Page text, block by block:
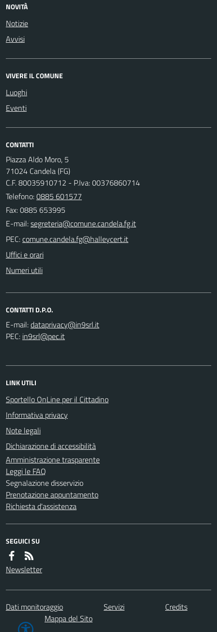
NOVITÀ
Notizie
Avvisi
VIVERE IL COMUNE
Luoghi
Eventi
CONTATTI
Piazza Aldo Moro, 5
71024 Candela (FG)
C.F. 80035910712 - P.Iva: 00376860714
Telefono:0885 601577
Fax: 0885 653995
E-mail:
PEC:
Uffici e orari
Numeri utili
CONTATTI D.P.O.
E-mail:
PEC:
LINK UTILI
Sportello OnLine per il Cittadino
Informativa privacy
Note legali
Dichiarazione di accessibilità
Amministrazione trasparente
Leggi le FAQ
Segnalazione disservizio
Prenotazione appuntamento
Richiesta d'assistenza
SEGUICI SU
Newsletter
Dati monitoraggio Servizi
Credits
Mappa del Sito